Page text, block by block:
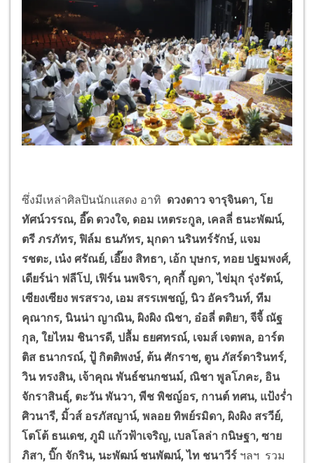
ซึ่งมีเหล่าศิลปินนักแสดง อาทิ ดวงดาว จารุจินดา, โย
ทัศน์วรรณ, อี๊ด ดวงใจ, ดอม เหตระกูล, เคลลี่ ธนะพัฒน์,
ตรี ภรภัทร, ฟิล์ม ธนภัทร, มุกดา นรินทร์รักษ์, แจม
รชตะ, เน๋ง ศรัณย์, เอี๊ยง สิทธา, เอ้ก บุษกร, ทอย ปฐมพงศ์,
เดียร์น่า ฟลีโป, เฟิร์น นพจิรา, คุกกี้ ญดา, ไข่มุก รุ่งรัตน์,
เซียงเซียง พรสรวง, เอม สรรเพชญ์, นิว อัครวินท์, ทีม
คุณากร, นินน่า ญาณิน, ผิงผิง ณิชา, อ๋อลี่ ตติยา, จีจี้ ณัฐ
กุล, ใยไหม ชินารดี, ปลื้ม ธยศทรณ์, เจมส์ เจตพล, อาร์ต
ติส ธนากรณ์, ปู้ กิตติพงษ์, ต้น ศักราช, ตูน ภัสร์ดารินทร์,
วิน ทรงสิน, เจ้าคุณ พันธ์ชนกชนม์, ณิชา พูลโภคะ, อิน
จักราสินธุ์, ตะวัน พันวา, พีช พิชญ์อร, กานต์ ทศน, แป้งร่ำ
ศิวนารี, มิ้วส์ อรภัสญาน์, พลอย ทิพย์รมิดา, ผิงผิง สรวีย์,
โตโต้ ธนเดช, ภูมิ แก้วฟ้าเจริญ, เบลโลล่า กนิษฐา, ซาย
ภิสา, บิ๊ก จักริน, นะพัฒน์ ชนพัฒน์, ไท ชนาวีร์ ฯลฯ รวม